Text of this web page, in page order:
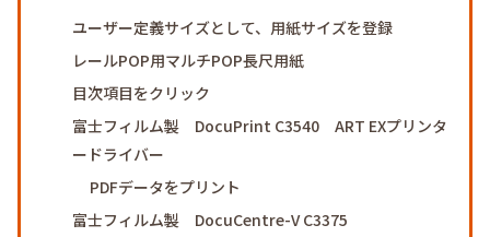
ユーザー定義サイズとして、用紙サイズを登録
レールPOP用マルチPOP長尺用紙
目次項目をクリック
富士フィルム製 DocuPrint C3540 ART EXプリンタ
ードライバー
PDFデータをプリント
富士フィルム製 DocuCentre-V C3375